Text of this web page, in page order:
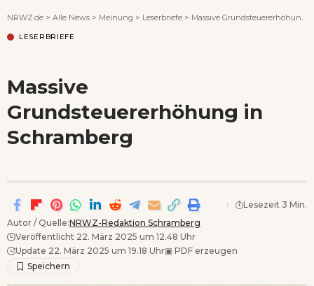
NRWZ.de > Alle News > Meinung > Leserbriefe > Massive Grundsteuererhöhung in Schramberg
LESERBRIEFE
Massive
Grundsteuererhöhung in
Schramberg
Autor / Quelle:NRWZ-Redaktion Schramberg
Veröffentlicht 22. März 2025 um 12.48 Uhr
Update 22. März 2025 um 19.18 Uhr▣ PDF erzeugen
Lesezeit 3 Min.